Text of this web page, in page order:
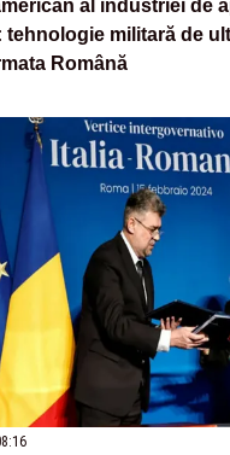
al industriei de
tehnologie militară de
Română